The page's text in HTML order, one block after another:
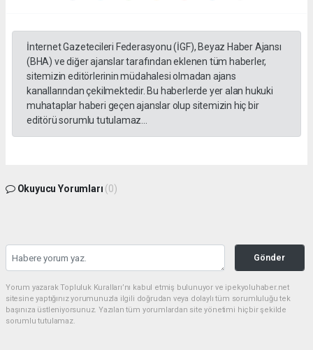
İnternet Gazetecileri Federasyonu (İGF), Beyaz Haber Ajansı
(BHA) ve diğer ajanslar tarafından eklenen tüm haberler,
sitemizin editörlerinin müdahalesi olmadan ajans
kanallarından çekilmektedir. Bu haberlerde yer alan hukuki
muhataplar haberi geçen ajanslar olup sitemizin hiç bir
editörü sorumlu tutulamaz...
Okuyucu Yorumları (0)
Gönder
Yorum yazarak Topluluk Kuralları’nı kabul etmiş bulunuyor ve ipekyoluhaber.net
sitesine yaptığınız yorumunuzla ilgili doğrudan veya dolaylı tüm sorumluluğu tek
başınıza üstleniyorsunuz. Yazılan tüm yorumlardan site yönetimi hiçbir şekilde
sorumlu tutulamaz.